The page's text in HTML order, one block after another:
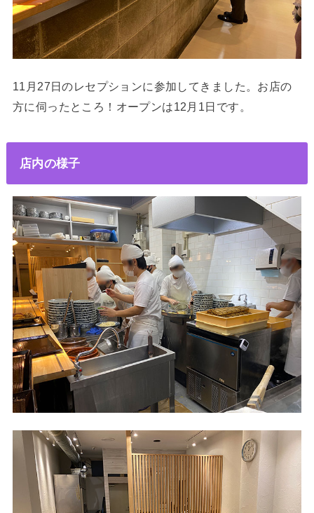
11月27日のレセプションに参加してきました。お店の
方に伺ったところ！オープンは12月1日です。
店内の様子